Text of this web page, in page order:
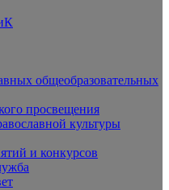
общеобразовательных
просвещения
культуры
и конкурсов